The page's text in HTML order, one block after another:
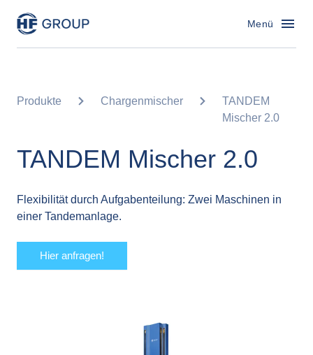
HF Group – Zur Startseite Menü
Produkte Chargenmischer
TANDEM
Mischer 2.0
TANDEM Mischer 2.0
Flexibilität durch Aufgabenteilung: Zwei Maschinen in
einer Tandemanlage.
Hier anfragen!